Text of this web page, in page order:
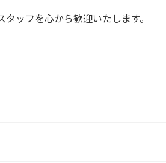
ッフを心から歓迎いたします。